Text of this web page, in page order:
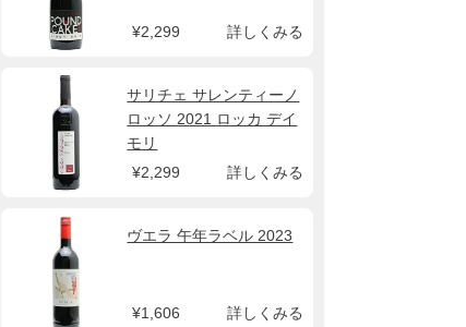
¥2,299 詳しくみる
サリチェ サレンティーノ
ロッソ 2021 ロッカ デイ
モリ
¥2,299
詳しくみる
ヴエラ 午年ラベル 2023
¥1,606 詳しくみる